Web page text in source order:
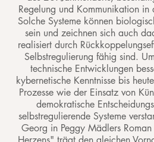
Regelung und Kommunikation in
Solche Systeme können
sein und zeichnen sich auch
realisiert durch
Selbstregulierung fähig sind.
technische Entwicklungen
kybernetische Kenntnisse bis
Prozesse wie der Einsatz von
demokratische
selbstregulierende Systeme
Georg in Peggy Mädlers